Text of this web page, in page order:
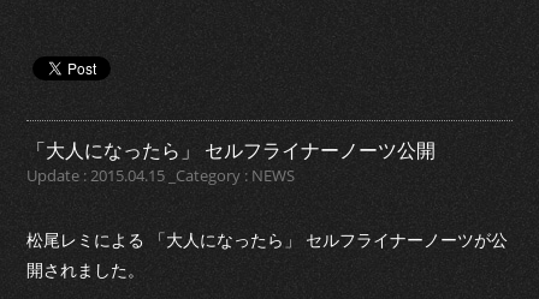
「大人になったら」 セルフライナーノーツ公開
Update : 2015.04.15 _Category : NEWS
松尾レミによる 「大人になったら」 セルフライナーノーツが公
開されました。